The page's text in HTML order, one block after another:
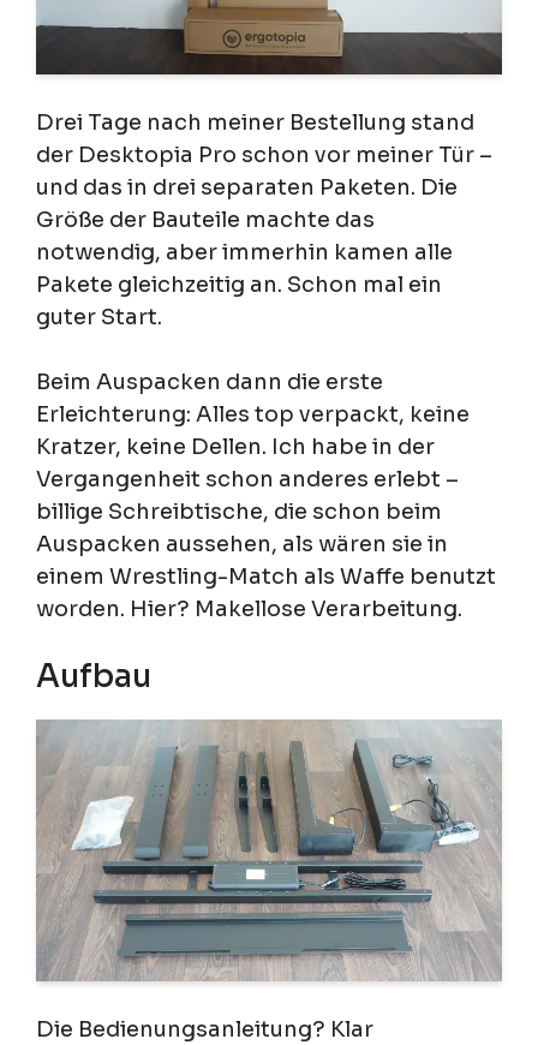
Drei Tage nach meiner Bestellung stand
der Desktopia Pro schon vor meiner Tür –
und das in drei separaten Paketen. Die
Größe der Bauteile machte das
notwendig, aber immerhin kamen alle
Pakete gleichzeitig an. Schon mal ein
guter Start.
Beim Auspacken dann die erste
Erleichterung: Alles top verpackt, keine
Kratzer, keine Dellen. Ich habe in der
Vergangenheit schon anderes erlebt –
billige Schreibtische, die schon beim
Auspacken aussehen, als wären sie in
einem Wrestling-Match als Waffe benutzt
worden. Hier? Makellose Verarbeitung.
Aufbau
Die Bedienungsanleitung? Klar